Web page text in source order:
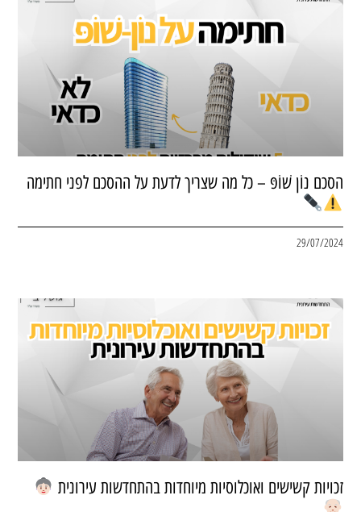
הסכם נוֹן שׁוֹפּ – כל מה שצריך לדעת על ההסכם לפני חתימה
29/07/2024
זכויות קשישים ואוכלוסיות מיוחדות בהתחדשות עירונית